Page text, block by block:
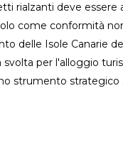
rialzanti deve essere
come conformità
delle Isole Canarie
per l'alloggio
strumento strategico